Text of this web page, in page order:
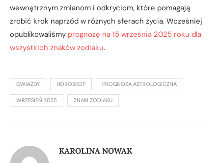
wewnętrznym zmianom i odkryciom, które pomagają
zrobić krok naprzód w różnych sferach życia. Wcześniej
opublikowaliśmy prognozę na 15 września 2025 roku dla
wszystkich znaków zodiaku.
GWIAZDY HOROSKOP PROGNOZA ASTROLOGICZNA
WRZESIEŃ 2025 ZNAKI ZODIAKU
KAROLINA NOWAK